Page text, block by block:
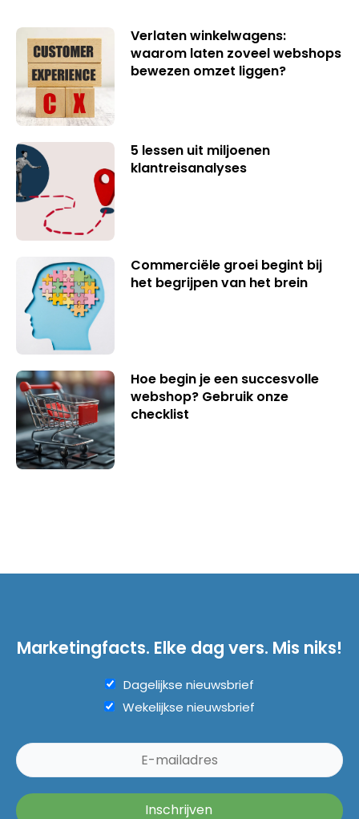
Verlaten winkelwagens:
waarom laten zoveel webshops
bewezen omzet liggen?
5 lessen uit miljoenen
klantreisanalyses
Commerciële groei begint bij
het begrijpen van het brein
Hoe begin je een succesvolle
webshop? Gebruik onze
checklist
Marketingfacts. Elke dag vers. Mis niks!
Dagelijkse nieuwsbrief
Wekelijkse nieuwsbrief